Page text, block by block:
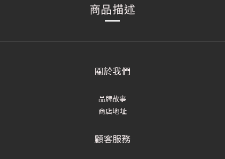
商品描述
關於我們
品牌故事
商店地址
顧客服務